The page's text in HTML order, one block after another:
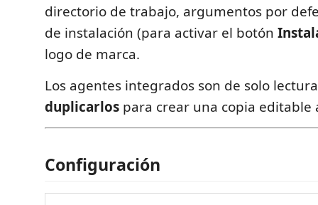
directorio de trabajo, argumentos por
de instalación (para activar el botón
logo de marca.
Los agentes integrados son de solo
duplicarlos para crear una copia editable
Configuración